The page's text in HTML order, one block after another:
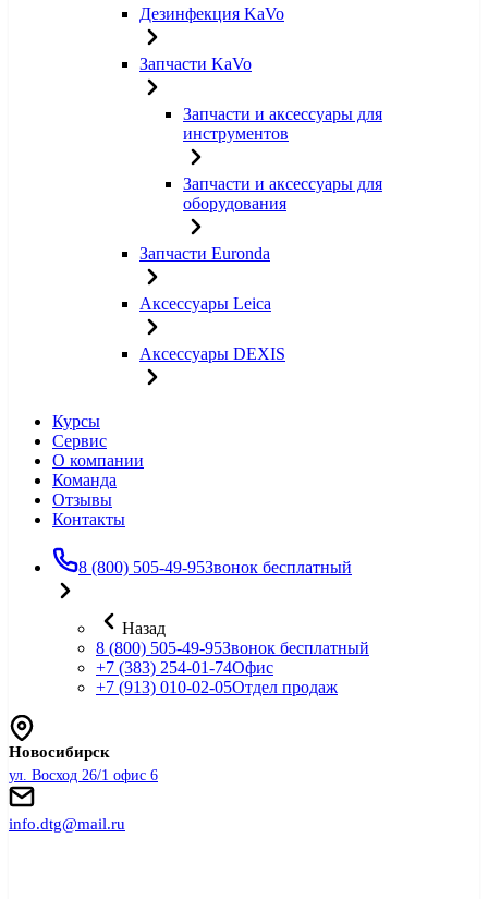
Дезинфекция KaVo
Запчасти KaVo
Запчасти и аксессуары для
инструментов
Запчасти и аксессуары для
оборудования
Запчасти Euronda
Аксессуары Leica
Аксессуары DEXIS
Курсы
Сервис
О компании
Команда
Отзывы
Контакты
8 (800) 505-49-95Звонок бесплатный
Назад
8 (800) 505-49-95Звонок бесплатный
+7 (383) 254-01-74Офис
+7 (913) 010-02-05Отдел продаж
Новосибирск
ул. Восход 26/1 офис 6
info.dtg@mail.ru